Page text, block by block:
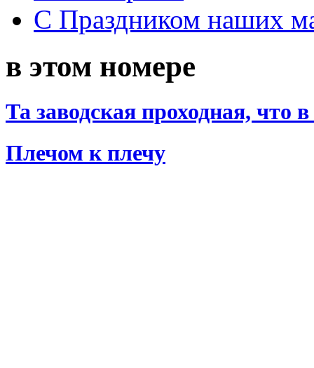
С Праздником наших
в этом номере
Та заводская проходная, что
Плечом к плечу